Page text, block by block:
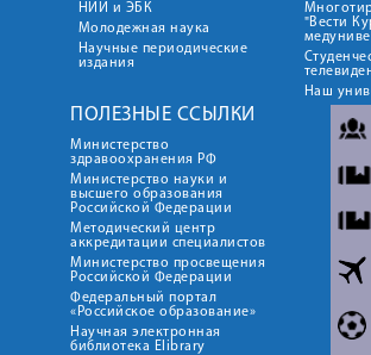
НИИ и ЭБК
Молодежная наука
Научные периодические
издания
"Вести
Наш
ПОЛЕЗНЫЕ ССЫЛКИ
Министерство
здравоохранения РФ
Министерство науки и
высшего образования
Российской Федерации
Методический центр
аккредитации специалистов
Министерство просвещения
Российской Федерации
Федеральный портал
«Российское образование»
Научная электронная
библиотека Elibrary